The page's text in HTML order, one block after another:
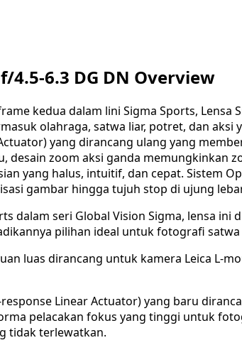
4.5-6.3 DG DN Overview
kedua dalam lini Sigma Sports, Lensa
olahraga, satwa liar, potret, dan
yang dirancang ulang yang
desain zoom aksi ganda memungkinkan
yang halus, intuitif, dan cepat. Sistem
gambar hingga tujuh stop di ujung
dalam seri Global Vision Sigma, lensa
pilihan ideal untuk fotografi
luas dirancang untuk kamera Leica L-
Linear Actuator) yang baru
pelacakan fokus yang tinggi untuk
tidak terlewatkan.